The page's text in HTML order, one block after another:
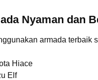
Nyaman dan
armada terbaik
Hiace
Elf